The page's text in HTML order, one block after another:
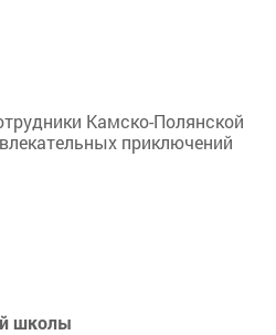
Камско-Полянской
приключений
школы